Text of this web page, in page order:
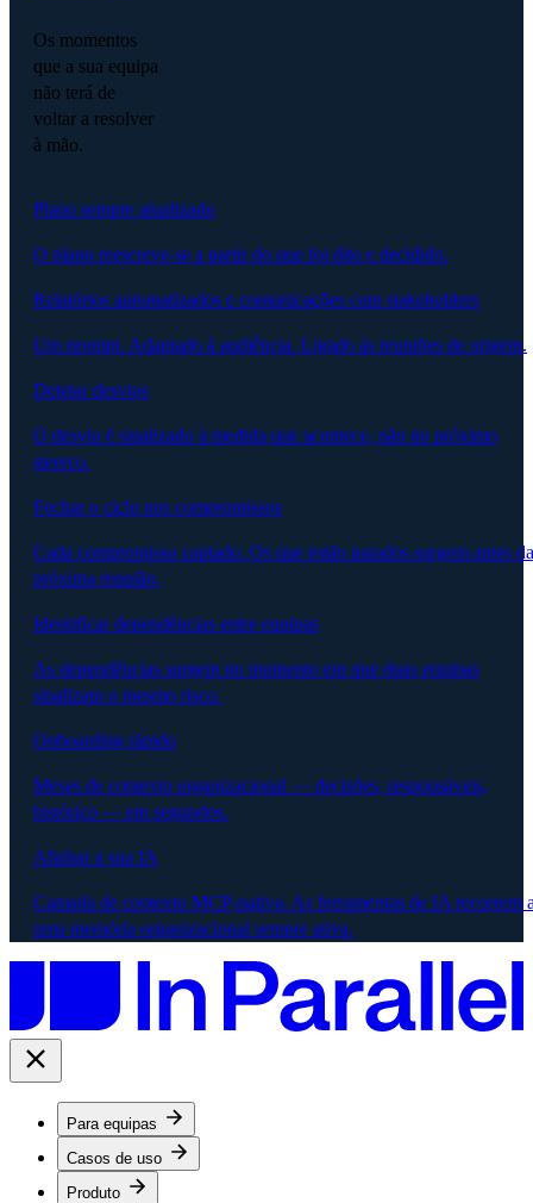
Os momentos
que a sua equipa
não terá de
voltar a resolver
à mão.
Plano sempre atualizado
O plano reescreve-se a partir do que foi dito e decidido.
Relatórios automatizados e comunicações com stakeholders
Um prompt. Adaptado à audiência. Ligado às reuniões de origem.
Detetar desvios
O desvio é sinalizado à medida que acontece, não no próximo
steerco.
Fechar o ciclo nos compromissos
Cada compromisso captado. Os que estão parados surgem antes da
próxima reunião.
Identificar dependências entre equipas
As dependências surgem no momento em que duas equipas
sinalizam o mesmo risco.
Onboarding rápido
Meses de contexto organizacional — decisões, responsáveis,
histórico — em segundos.
Alinhar a sua IA
Camada de contexto MCP-nativa. As ferramentas de IA recorrem
uma memória organizacional sempre ativa.
Para equipas
Casos de uso
Produto